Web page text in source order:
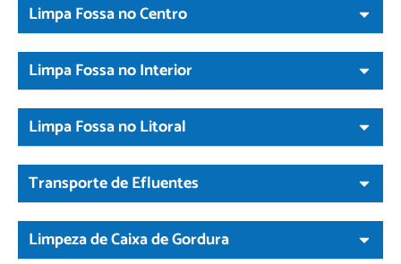
Limpa Fossa no Centro
Limpa Fossa no Interior
Limpa Fossa no Litoral
Transporte de Efluentes
Limpeza de Caixa de Gordura